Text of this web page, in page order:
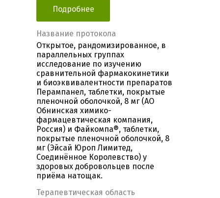
Подробнее
Название протокола
Открытое, рандомизированное, в
параллельных группах
исследование по изучению
сравнительной фармакокинетики
и биоэквивалентности препаратов
Перампанел, таблетки, покрытые
пленочной оболочкой, 8 мг (АО
Обнинская химико-
фармацевтическая компания,
Россия) и Файкомпа®, таблетки,
покрытые пленочной оболочкой, 8
мг (Эйсай Юроп Лимитед,
Соединённое Королевство) у
здоровых добровольцев после
приёма натощак.
Терапевтическая область